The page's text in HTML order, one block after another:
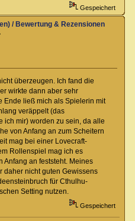
Gespeichert
/ Bewertung & Rezensionen
überzeugen. Ich fand die
wirkte dann aber sehr
ließ mich als Spielerin mit
veräppelt (das
ich mir) worden zu sein, da alle
von Anfang an zum Scheitern
mag bei einer Lovecraft-
Rollenspiel mag ich es
Anfang an feststeht. Meines
daher nicht guten Gewissens
für Cthulhu-
Setting nutzen.
Gespeichert